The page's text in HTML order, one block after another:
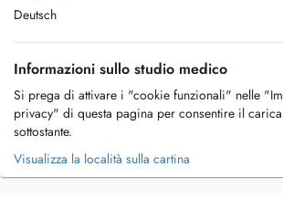
Deutsch
Informazioni sullo studio medico
Si prega di attivare i "cookie funzionali" nelle
privacy" di questa pagina per consentire il
sottostante.
Visualizza la località sulla cartina